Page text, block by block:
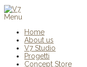
Menu
Home
About us
V7 Studio
Progetti
Concept Store